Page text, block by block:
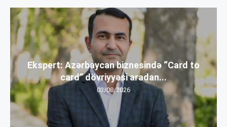
Ekspert: Azərbaycan biznesində “Card to
card” dövriyyəsi aradan...
03/08/2026